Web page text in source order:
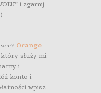
i zgarnij
Orange
służy mi
i
konto i
wpisz